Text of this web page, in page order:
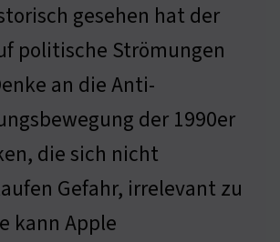
gesehen hat der
politische Strömungen
an die Anti-
der 1990er
die sich nicht
Gefahr, irrelevant zu
kann Apple